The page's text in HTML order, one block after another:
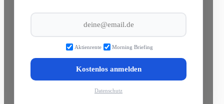
Aktienrente Morning Briefing
Kostenlos anmelden
Datenschutz